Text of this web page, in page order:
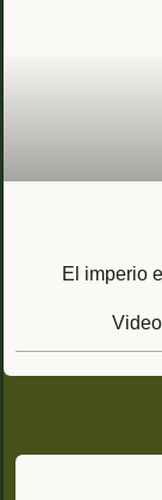
La Mili en la
El imperio